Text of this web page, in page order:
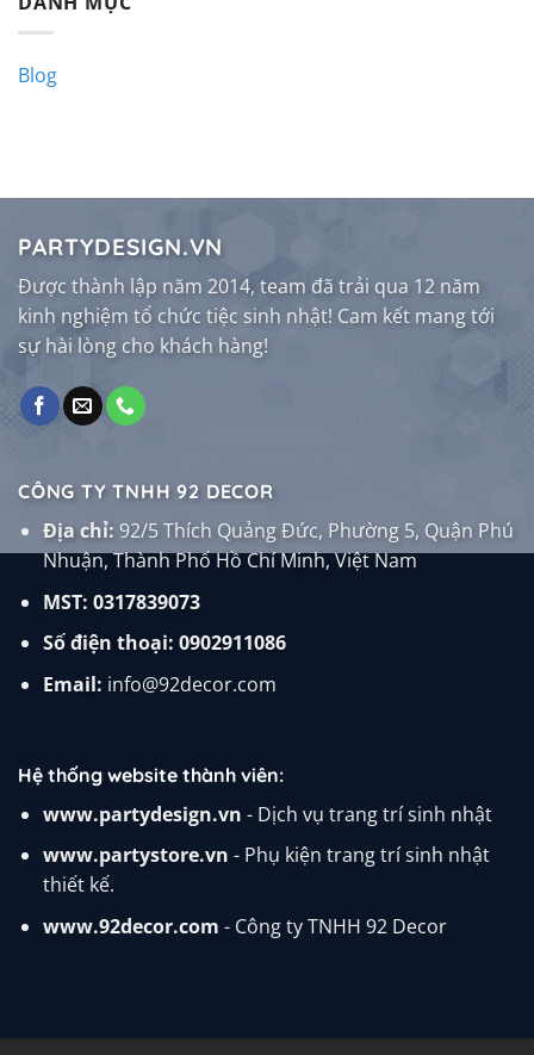
Blog
PARTYDESIGN.VN
Được thành lập năm 2014, team đã trải qua 12 năm
kinh nghiệm tổ chức tiệc sinh nhật! Cam kết mang tới
sự hài lòng cho khách hàng!
CÔNG TY TNHH 92 DECOR
Địa chỉ: 92/5 Thích Quảng Đức, Phường 5, Quận Phú
Nhuận, Thành Phố Hồ Chí Minh, Việt Nam
MST: 0317839073
Số điện thoại: 0902911086
Email: info@92decor.com
Hệ thống website thành viên:
www.partydesign.vn - Dịch vụ trang trí sinh nhật
www.partystore.vn - Phụ kiện trang trí sinh nhật
thiết kế.
www.92decor.com - Công ty TNHH 92 Decor